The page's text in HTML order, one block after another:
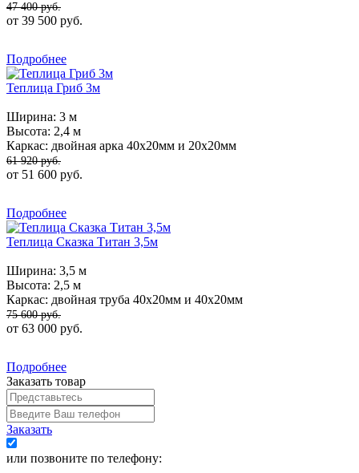
47 400 руб.
от 39 500 руб.
Подробнее
Теплица Гриб 3м
Ширина: 3 м
Высота: 2,4 м
Каркас: двойная арка 40х20мм и 20х20мм
61 920 руб.
от 51 600 руб.
Подробнее
Теплица Сказка Титан 3,5м
Ширина: 3,5 м
Высота: 2,5 м
Каркас: двойная труба 40х20мм и 40х20мм
75 600 руб.
от 63 000 руб.
Подробнее
Заказать товар
Заказать
или позвоните по телефону: